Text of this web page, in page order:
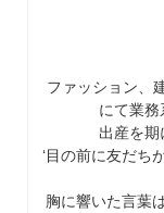
ファッション、
にて業務
出産を期
‘目の前に友だち
胸に響いた言葉